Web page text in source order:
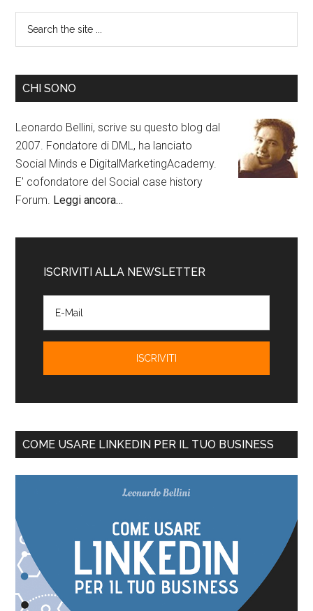
CHI SONO
Leonardo Bellini, scrive su questo blog dal
2007. Fondatore di DML, ha lanciato
Social Minds e DigitalMarketingAcademy.
E' cofondatore del Social case history
Forum. Leggi ancora…
ISCRIVITI ALLA NEWSLETTER
COME USARE LINKEDIN PER IL TUO BUSINESS